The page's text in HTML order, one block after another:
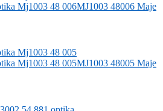
MJ1003 48006 Maje
MJ1003 48005 Maje